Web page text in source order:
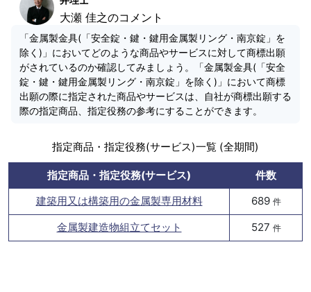
大瀬 佳之のコメント
「金属製金具(「安全錠・鍵・鍵用金属製リング・南京錠」を
除く)」においてどのような商品やサービスに対して商標出願
がされているのか確認してみましょう。「金属製金具(「安全
錠・鍵・鍵用金属製リング・南京錠」を除く)」において商標
出願の際に指定された商品やサービスは、自社が商標出願する
際の指定商品、指定役務の参考にすることができます。
指定商品・指定役務(サービス)一覧 (全期間)
指定商品・指定役務(サービス)
件数
建築用又は構築用の金属製専用材料
689 件
金属製建造物組立てセット 527 件